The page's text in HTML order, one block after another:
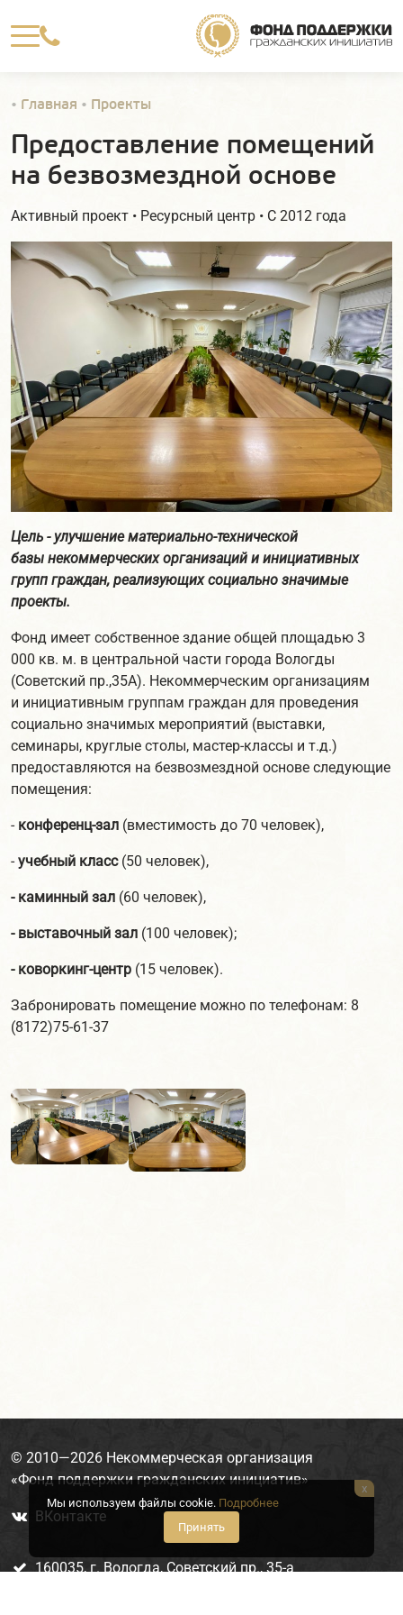

Мы используем файлы cookie. Подробнее
Принять
x
• Главная • Проекты
Предоставление помещений
на безвозмездной основе
Активный проект • Ресурсный центр • С 2012 года
Цель - улучшение материально-технической
базы некоммерческих организаций и инициативных
групп граждан, реализующих социально значимые
проекты.
Фонд имеет собственное здание общей площадью 3
000 кв. м. в центральной части города Вологды
(Советский пр.,35А). Некоммерческим организациям
и инициативным группам граждан для проведения
социально значимых мероприятий (выставки,
семинары, круглые столы, мастер-классы и т.д.)
предоставляются на безвозмездной основе следующие
помещения:
- конференц-зал (вместимость до 70 человек),
-учебный класс (50 человек),
- каминный зал (60 человек),
- выставочный зал (100 человек);
- коворкинг-центр (15 человек).
Забронировать помещение можно по телефонам: 8
(8172)75-61-37
© 2010—2026 Некоммерческая организация
«Фонд поддержки гражданских инициатив»
 ВКонтакте
 160035, г. Вологда, Советский пр., 35-а